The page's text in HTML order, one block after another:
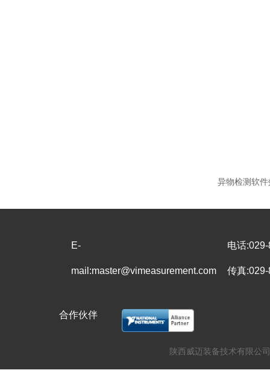
异物检测软
E-
mail:master@vimeasurement.com
电话
传真
合作伙伴
陕西威迈装备技术有限公